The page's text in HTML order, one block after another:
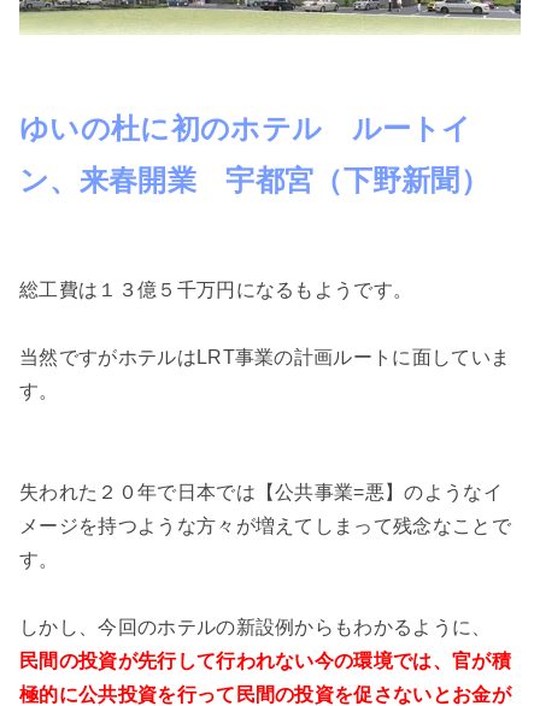
ゆいの杜に初のホテル ルートイ
ン、来春開業 宇都宮（下野新聞）
総工費は１３億５千万円になるもようです。
当然ですがホテルはLRT事業の計画ルートに面していま
す。
失われた２０年で日本では【公共事業=悪】のようなイ
メージを持つような方々が増えてしまって残念なことで
す。
しかし、今回のホテルの新設例からもわかるように、
民間の投資が先行して行われない今の環境では、官が積
極的に公共投資を行って民間の投資を促さないとお金が